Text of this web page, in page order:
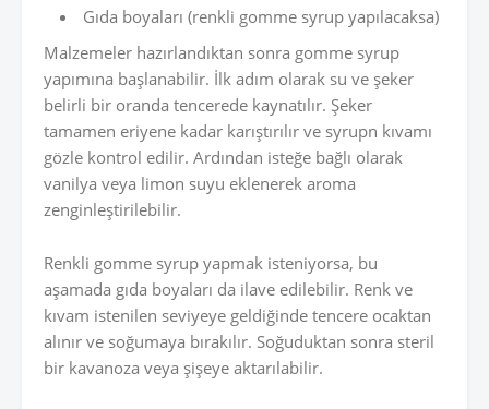
Gıda boyaları (renkli gomme syrup yapılacaksa)
Malzemeler hazırlandıktan sonra gomme syrup
yapımına başlanabilir. İlk adım olarak su ve şeker
belirli bir oranda tencerede kaynatılır. Şeker
tamamen eriyene kadar karıştırılır ve syrupn kıvamı
gözle kontrol edilir. Ardından isteğe bağlı olarak
vanilya veya limon suyu eklenerek aroma
zenginleştirilebilir.
Renkli gomme syrup yapmak isteniyorsa, bu
aşamada gıda boyaları da ilave edilebilir. Renk ve
kıvam istenilen seviyeye geldiğinde tencere ocaktan
alınır ve soğumaya bırakılır. Soğuduktan sonra steril
bir kavanoza veya şişeye aktarılabilir.